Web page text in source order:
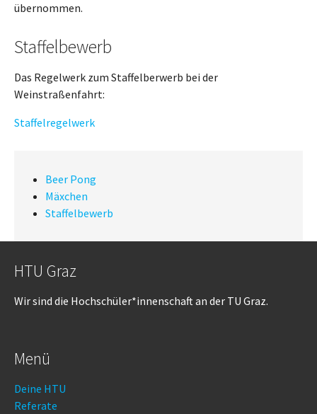
übernommen.
Staffelbewerb
Das Regelwerk zum Staffelberwerb bei der
Weinstraßenfahrt:
Staffelregelwerk
Beer Pong
Mäxchen
Staffelbewerb
HTU Graz
Wir sind die Hochschüler*innenschaft an der TU Graz.
Menü
Deine HTU
Referate